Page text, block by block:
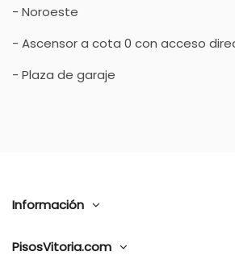
- Noroeste
- Ascensor a cota 0 con acceso
- Plaza de garaje
Información
PisosVitoria.com